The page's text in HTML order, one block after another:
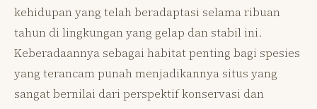
kehidupan yang telah beradaptasi selama ribuan
tahun di lingkungan yang gelap dan stabil ini.
Keberadaannya sebagai habitat penting bagi spesies
yang terancam punah menjadikannya situs yang
sangat bernilai dari perspektif konservasi dan